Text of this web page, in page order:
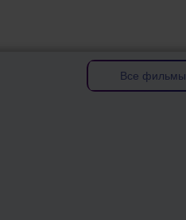
Все фильмы